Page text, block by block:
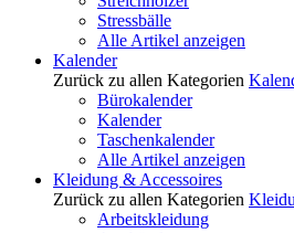
Stressbälle
Alle Artikel anzeigen
Kalender
Zurück zu allen Kategorien
Bürokalender
Kalender
Taschenkalender
Alle Artikel anzeigen
Kleidung & Accessoires
Zurück zu allen Kategorien
Arbeitskleidung